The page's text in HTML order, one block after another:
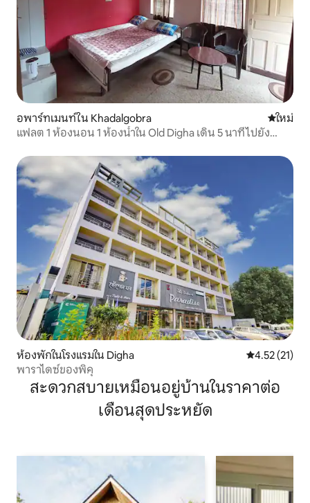
อพาร์ทเมนท์ใน Khadalgobra ที่พักใหม่
ใหม่
แฟลต 1 ห้องนอน 1 ห้องน้ำใน Old Digha เดิน 5 นาทีไปยัง
ห้องพักในโรงแรมใน Digha คะแนนเฉลี่ย
4.52 (21)
พาราไดซ์ของพิคุ
สะดวกสบายเหมือนอยู่บ้านในราคาต่อ
เดือนสุดประหยัด